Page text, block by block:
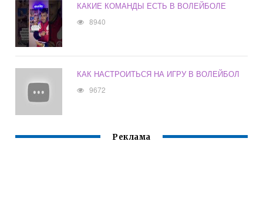
КАКИЕ КОМАНДЫ ЕСТЬ В ВОЛЕЙБОЛЕ
8940
КАК НАСТРОИТЬСЯ НА ИГРУ В ВОЛЕЙБОЛ
9672
Реклама